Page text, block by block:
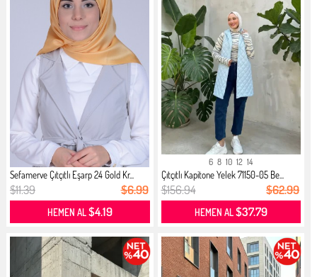
Sefamerve Çıtçıtlı Eşarp 24 Gold Kr...
$11.39 $6.99
HEMEN AL$4.19
6 8 10 12 14
Çıtçıtlı Kapitone Yelek 71150-05 Be...
$156.94 $62.99
HEMEN AL$37.79